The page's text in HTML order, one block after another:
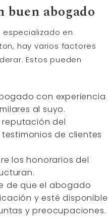
abogado
en
hay varios factores
Estos pueden
con experiencia
al suyo.
reputación del
de clientes
los honorarios del
de que el abogado
y esté disponible
y preocupaciones.